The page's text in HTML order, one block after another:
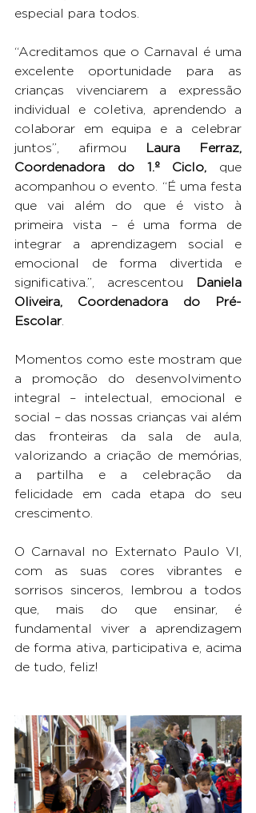
especial para todos.
“Acreditamos que o Carnaval é uma
excelente oportunidade para as
crianças vivenciarem a expressão
individual e coletiva, aprendendo a
colaborar em equipa e a celebrar
juntos”, afirmou
Laura Ferraz,
Coordenadora do 1.º Ciclo, que
acompanhou o evento. “É uma festa
que vai além do que é visto à
primeira vista – é uma forma de
integrar a aprendizagem social e
emocional de forma divertida e
significativa.”, acrescentou
Daniela
Oliveira, Coordenadora do Pré-
Escolar.
Momentos como este mostram que
a promoção do desenvolvimento
integral – intelectual, emocional e
social – das nossas crianças vai além
das fronteiras da sala de aula,
valorizando a criação de memórias,
a partilha e a celebração da
felicidade em cada etapa do seu
crescimento.
O Carnaval no Externato Paulo VI,
com as suas cores vibrantes e
sorrisos sinceros, lembrou a todos
que, mais do que ensinar, é
fundamental viver a aprendizagem
de forma ativa, participativa e, acima
de tudo, feliz!